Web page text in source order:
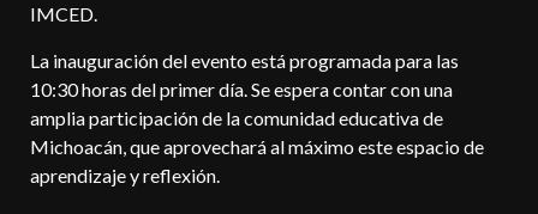
IMCED.
La inauguración del evento está programada para las
10:30 horas del primer día. Se espera contar con una
amplia participación de la comunidad educativa de
Michoacán, que aprovechará al máximo este espacio de
aprendizaje y reflexión.